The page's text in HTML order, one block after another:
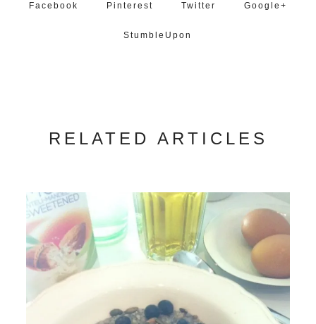
Facebook Pinterest Twitter Google+
StumbleUpon
RELATED ARTICLES